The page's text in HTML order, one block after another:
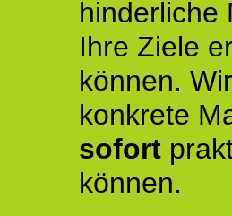
hinderliche
Ihre Ziele
können.
konkrete
sofort
können.